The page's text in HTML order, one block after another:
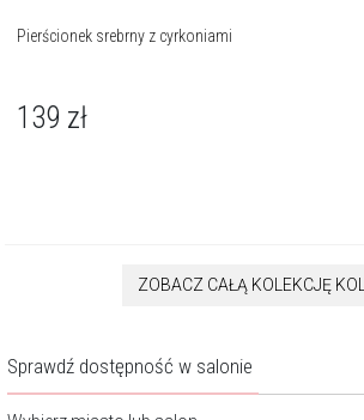
Pierścionek srebrny z cyrkoniami
139 zł
ZOBACZ CAŁĄ KOLEKCJĘ
Sprawdź dostępność w salonie